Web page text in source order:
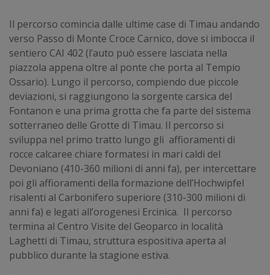
Il percorso comincia dalle ultime case di Timau andando
verso Passo di Monte Croce Carnico, dove si imbocca il
sentiero CAI 402 (l’auto può essere lasciata nella
piazzola appena oltre al ponte che porta al Tempio
Ossario). Lungo il percorso, compiendo due piccole
deviazioni, si raggiungono la sorgente carsica del
Fontanon e una prima grotta che fa parte del sistema
sotterraneo delle Grotte di Timau. Il percorso si
sviluppa nel primo tratto lungo gli affioramenti di
rocce calcaree chiare formatesi in mari caldi del
Devoniano (410-360 milioni di anni fa), per intercettare
poi gli affioramenti della formazione dell’Hochwipfel
risalenti al Carbonifero superiore (310-300 milioni di
anni fa) e legati all’orogenesi Ercinica. Il percorso
termina al Centro Visite del Geoparco in località
Laghetti di Timau, struttura espositiva aperta al
pubblico durante la stagione estiva.